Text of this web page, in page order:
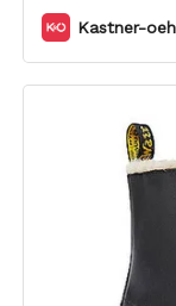
Kastner-